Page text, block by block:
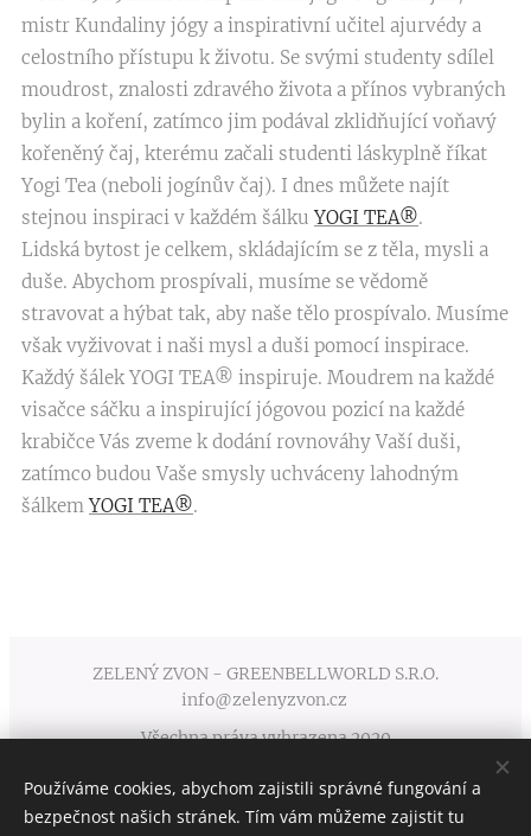
mistr Kundaliny jógy a inspirativní učitel ajurvédy a
celostního přístupu k životu. Se svými studenty sdílel
moudrost, znalosti zdravého života a přínos vybraných
bylin a koření, zatímco jim podával zklidňující voňavý
kořeněný čaj, kterému začali studenti láskyplně říkat
Yogi Tea (neboli jogínův čaj). I dnes můžete najít
stejnou inspiraci v každém šálkuYOGI TEA®.
Lidská bytost je celkem, skládajícím se z těla, mysli a
duše. Abychom prospívali, musíme se vědomě
stravovat a hýbat tak, aby naše tělo prospívalo. Musíme
však vyživovat i naši mysl a duši pomocí inspirace.
Každý šálek YOGI TEA® inspiruje. Moudrem na každé
visačce sáčku a inspirující jógovou pozicí na každé
krabičce Vás zveme k dodání rovnováhy Vaší duši,
zatímco budou Vaše smysly uchváceny lahodným
šálkemYOGI TEA®.
ZELENÝ ZVON - GREENBELLWORLD S.R.O.
info@zelenyzvon.cz
Všechna práva vyhrazena 2020
Obchodní podmínky Cookies
Používáme cookies, abychom zajistili správné fungování a
bezpečnost našich stránek. Tím vám můžeme zajistit tu